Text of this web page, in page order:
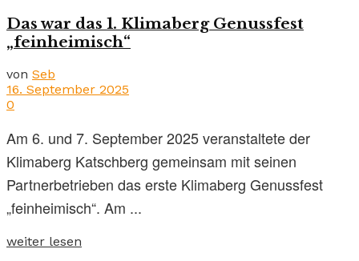
Das war das 1. Klimaberg Genussfest
„feinheimisch“
von Seb
16. September 2025
0
Am 6. und 7. September 2025 veranstaltete der
Klimaberg Katschberg gemeinsam mit seinen
Partnerbetrieben das erste Klimaberg Genussfest
„feinheimisch“. Am ...
weiter lesen